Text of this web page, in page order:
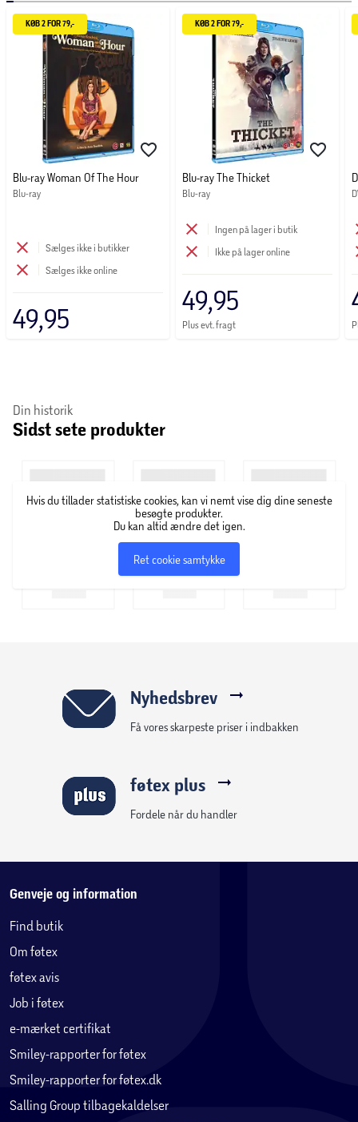
KØB 2 FOR 79,-
Blu-ray Woman Of The Hour
Blu-ray
Sælges ikke i butikker
Sælges ikke online
49,95
KØB 2 FOR 79,-
Blu-ray The Thicket
Blu-ray
Ingen på lager i butik
Ikke på lager online
49,95
Plus evt. fragt
Din historik
Sidst sete produkter
Hvis du tillader statistiske cookies, kan vi nemt vise dig dine seneste
besøgte produkter.
Du kan altid ændre det igen.
Ret cookie samtykke
Nyhedsbrev
Få vores skarpeste priser i indbakken
føtex plus
Fordele når du handler
Genveje og information
Find butik
Om føtex
føtex avis
Job i føtex
e-mærket certifikat
Smiley-rapporter for føtex
Smiley-rapporter for føtex.dk
Salling Group tilbagekaldelser